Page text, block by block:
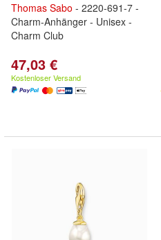
Thomas Sabo - 2220-691-7 -
Charm-Anhänger - Unisex -
Charm Club
47,03 €
Kostenloser Versand